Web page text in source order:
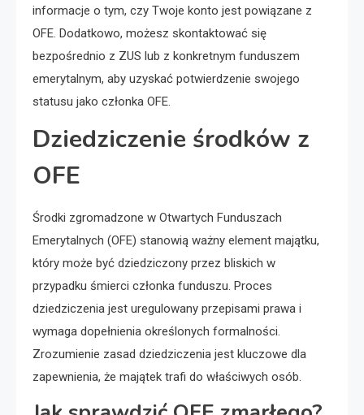
informacje o tym, czy Twoje konto jest powiązane z
OFE. Dodatkowo, możesz skontaktować się
bezpośrednio z ZUS lub z konkretnym funduszem
emerytalnym, aby uzyskać potwierdzenie swojego
statusu jako członka OFE.
Dziedziczenie środków z
OFE
Środki zgromadzone w Otwartych Funduszach
Emerytalnych (OFE) stanowią ważny element majątku,
który może być dziedziczony przez bliskich w
przypadku śmierci członka funduszu. Proces
dziedziczenia jest uregulowany przepisami prawa i
wymaga dopełnienia określonych formalności.
Zrozumienie zasad dziedziczenia jest kluczowe dla
zapewnienia, że majątek trafi do właściwych osób.